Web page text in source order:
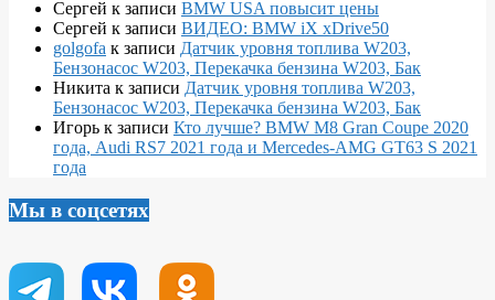
Сергей к записи BMW USA повысит цены
Сергей к записи ВИДЕО: BMW iX xDrive50
golgofa к записи Датчик уровня топлива W203,
Бензонасос W203, Перекачка бензина W203, Бак
Никита к записи Датчик уровня топлива W203,
Бензонасос W203, Перекачка бензина W203, Бак
Игорь к записи Кто лучше? BMW M8 Gran Coupe 2020
года, Audi RS7 2021 года и Mercedes-AMG GT63 S 2021
года
Мы в соцсетях